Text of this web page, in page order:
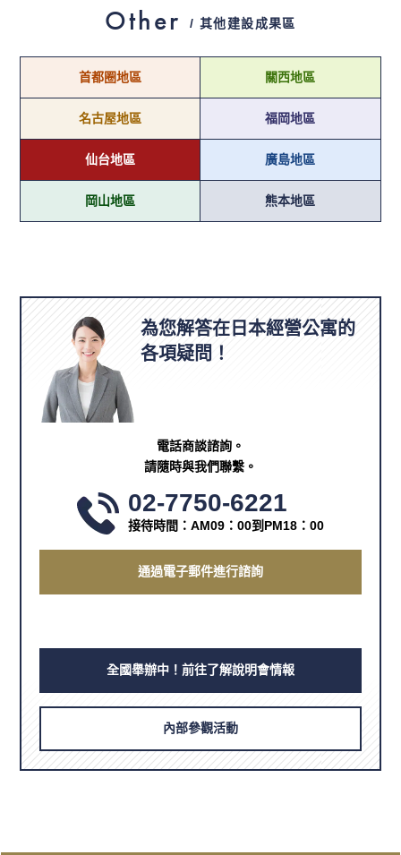
Other / 其他建設成果區
首都圈地區 關西地區
名古屋地區 福岡地區
仙台地區 廣島地區
岡山地區 熊本地區
為您解答在日本經營公寓的
各項疑問！
電話商談諮詢。
請隨時與我們聯繫。
02-7750-6221
接待時間：AM09：00到PM18：00
通過電子郵件進行諮詢
全國舉辦中！前往了解說明會情報
內部參觀活動